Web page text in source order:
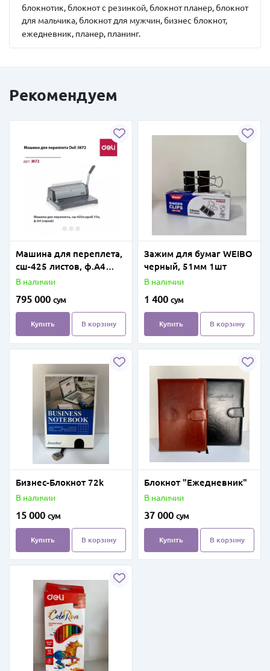
блокнотик, блокнот с резинкой, блокнот планер, блокнот
для мальчика, блокнот для мужчин, бизнес блокнот,
ежедневник, планер, планинг.
Рекомендуем
Машина для переплета,
сш-425 листов, ф.А4
(серый) Deli E3872
В наличии
795 000 сум
Купить В корзину
Зажим для бумаг WEIBO
черный, 51мм 1шт
В наличии
1 400 сум
Купить В корзину
Бизнес-Блокнот 72k
В наличии
15 000 сум
Купить В корзину
Блокнот "Ежедневник"
В наличии
37 000 сум
Купить В корзину